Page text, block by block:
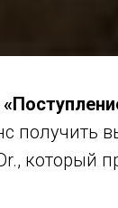
получить
который